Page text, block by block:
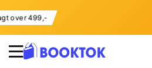
over 499,-